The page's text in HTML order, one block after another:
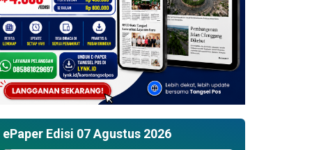
ePaper Edisi 07 Agustus 2026